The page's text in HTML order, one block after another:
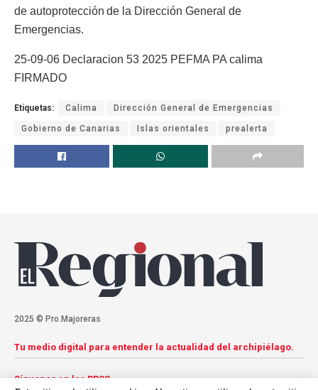
de autoprotección de la Dirección General de
Emergencias.
25-09-06 Declaracion 53 2025 PEFMA PA calima
FIRMADO
Etiquetas: Calima Dirección General de Emergencias
Gobierno de Canarias Islas orientales prealerta
2025 © Pro.Majoreras
Tu medio digital para entender la actualidad del archipiélago.
Síguenos en las RRSS